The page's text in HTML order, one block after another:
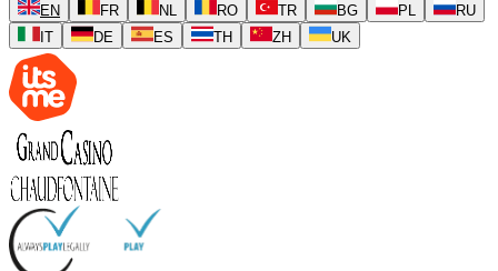
EN FR NL RO TR BG PL
RU
IT
DE ES TH ZH UK